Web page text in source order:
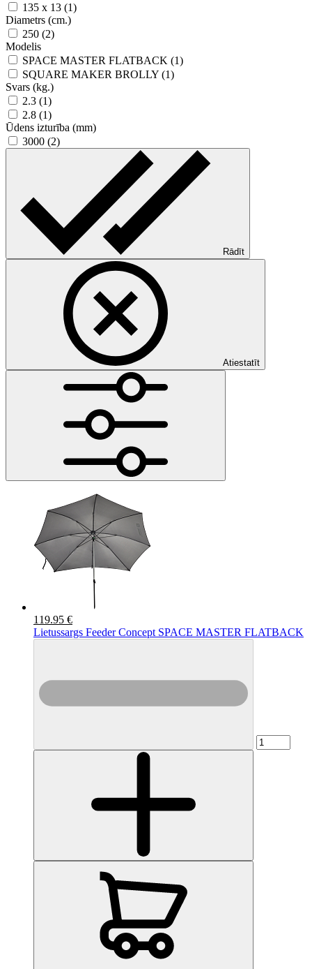
135 x 13 (1)
Diametrs (cm.)
250 (2)
Modelis
SPACE MASTER FLATBACK (1)
SQUARE MAKER BROLLY (1)
Svars (kg.)
2.3 (1)
2.8 (1)
Ūdens izturība (mm)
3000 (2)
Rādīt
Atiestatīt
119.95 €
Lietussargs Feeder Concept SPACE MASTER FLATBACK